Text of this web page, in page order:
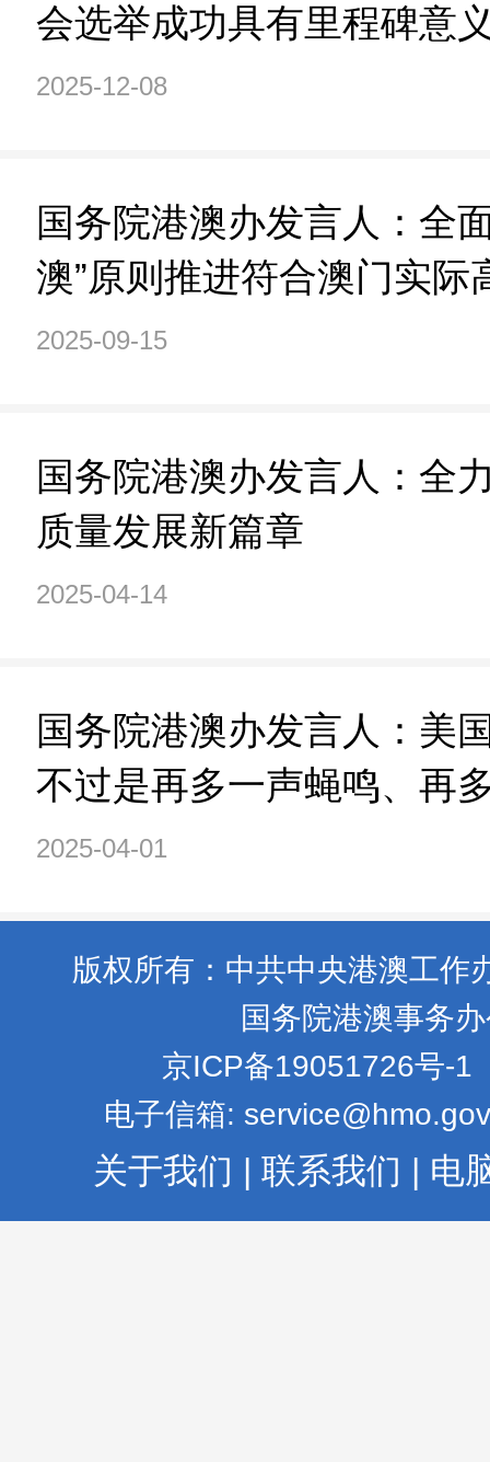
会选举成功具有里程碑意
2025-12-08
国务院港澳办发言人：全
澳”原则推进符合澳门实际
2025-09-15
国务院港澳办发言人：全
质量发展新篇章
2025-04-14
国务院港澳办发言人：美
不过是再多一声蝇鸣、再
2025-04-01
版权所有：中共中央港澳工作
国务院港澳事务
京ICP备19051726号-1
电子信箱:
关于我们 | 联系我们 | 电